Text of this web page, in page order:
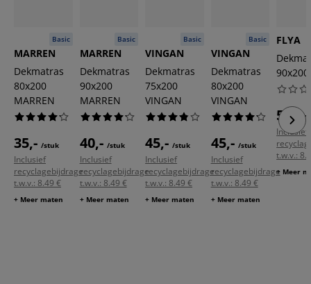
Basic
MARREN
Dekmatras
80x200
MARREN
35,- /stuk
Inclusief
recyclagebijdrage
t.w.v.: 8.49 €
+ Meer maten
Basic
MARREN
Dekmatras
90x200
MARREN
40,- /stuk
Inclusief
recyclagebijdrage
t.w.v.: 8.49 €
+ Meer maten
Basic
VINGAN
Dekmatras
75x200
VINGAN
45,- /stuk
Inclusief
recyclagebijdrage
t.w.v.: 8.49 €
+ Meer maten
Basic
VINGAN
Dekmatras
80x200
VINGAN
45,- /stuk
Inclusief
recyclagebijdrage
t.w.v.: 8.49 €
+ Meer maten
FLYA
90x200
50,- /
Inclusief
t.w.v.:
+ Meer